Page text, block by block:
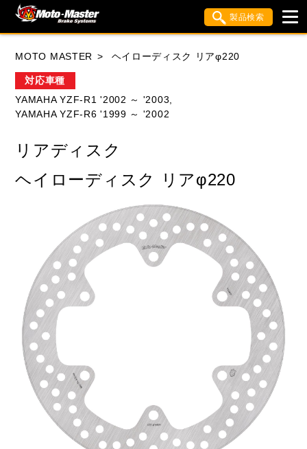
製品検索
KAWASAKI APRILIA
DUCATI HUSQVANA KTM
TRIUMPH
MOTO MASTER ヘイローディスク リアφ220
対応車種
YAMAHA YZF-R1 '2002 ～ '2003,
YAMAHA YZF-R6 '1999 ～ '2002
リアディスク
ヘイローディスク リアφ220